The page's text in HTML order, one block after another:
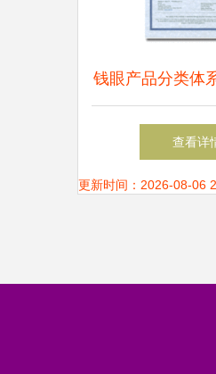
钱眼产品分类体
与企业管理咨
查看详
更新时间：2026-08-06